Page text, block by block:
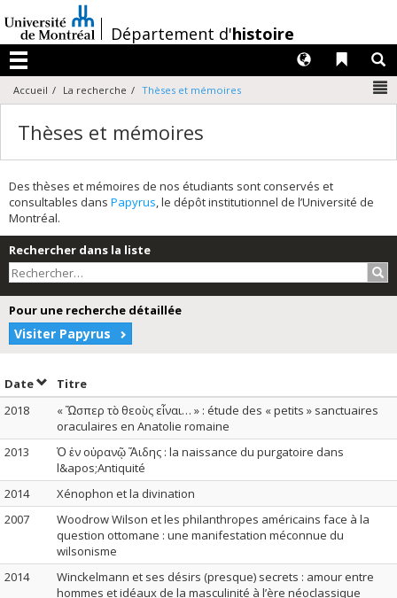
au
contenu
/Département d'histoire
Menu
Liens
Langues
Accueil La recherche Thèses et mémoires
Thèses et mémoires
Des thèses et mémoires de nos étudiants sont conservés et
consultables dans Papyrus, le dépôt institutionnel de l’Université de
Montréal.
Rechercher dans la liste
Pour une recherche détaillée
Visiter Papyrus
DateTrier par date en ordre décroissant
Titre
2018
« Ὥσπερ τὸ θεοὺς εἶναι… » : étude des « petits » sanctuaires
oraculaires en Anatolie romaine
2013
Ὁ ἐν οὐρανῷ Ἅιδης : la naissance du purgatoire dans
l&apos;Antiquité
2014
Xénophon et la divination
2007
Woodrow Wilson et les philanthropes américains face à la
question ottomane : une manifestation méconnue du
wilsonisme
2014
Winckelmann et ses désirs (presque) secrets : amour entre
hommes et idéaux de la masculinité à l’ère néoclassique